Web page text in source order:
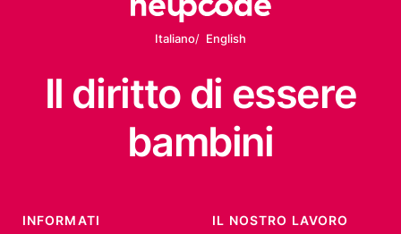
Italiano English
Il diritto di essere
bambini
INFORMATI IL NOSTRO LAVORO